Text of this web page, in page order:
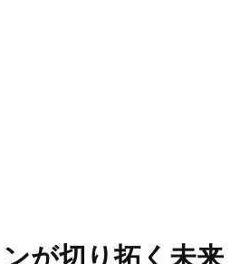
が切り拓く未来